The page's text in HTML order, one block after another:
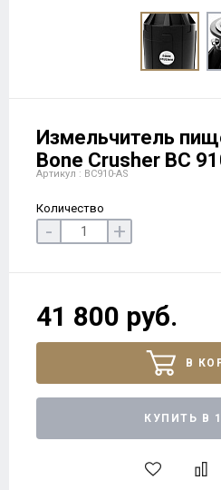
Измельчитель
Bone Crusher BC
Артикул : BC910-AS
Количество
- +
41 800 руб.
В
КУПИТЬ В